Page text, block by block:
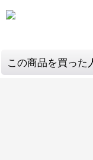
この商品を買った